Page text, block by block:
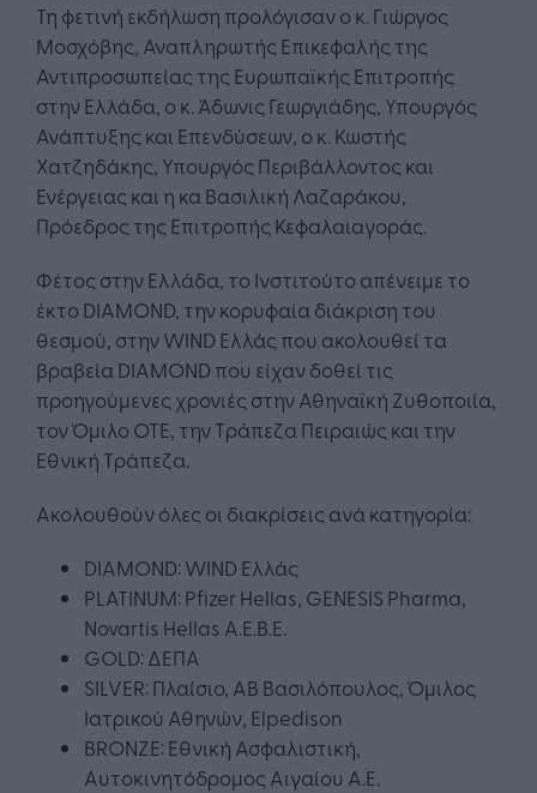
Τη φετινή εκδήλωση προλόγισαν ο κ. Γιώργος
Μοσχόβης, Αναπληρωτής Επικεφαλής της
Αντιπροσωπείας της Ευρωπαϊκής Επιτροπής
στην Ελλάδα, ο κ. Άδωνις Γεωργιάδης, Υπουργός
Ανάπτυξης και Επενδύσεων, ο κ. Κωστής
Χατζηδάκης, Υπουργός Περιβάλλοντος και
Ενέργειας και η κα Βασιλική Λαζαράκου,
Πρόεδρος της Επιτροπής Κεφαλαιαγοράς.
Φέτος στην Ελλάδα, το Ινστιτούτο απένειμε το
έκτο DIAMOND, την κορυφαία διάκριση του
θεσμού, στην WIND Ελλάς που ακολουθεί τα
βραβεία DIAMOND που είχαν δοθεί τις
προηγούμενες χρονιές στην Αθηναϊκή Ζυθοποιία,
τον Όμιλο ΟΤΕ, την Τράπεζα Πειραιώς και την
Εθνική Τράπεζα.
Ακολουθούν όλες οι διακρίσεις ανά κατηγορία:
DΙΑΜΟND: WIND Ελλάς
PLATINUM: Pfizer Hellas, GENESIS Pharma,
Novartis Hellas Α.Ε.Β.Ε.
GOLD: ΔΕΠΑ
SILVER: Πλαίσιο, ΑΒ Βασιλόπουλος, Όμιλος
Ιατρικού Αθηνών, Εlpedison
BRONZE: Εθνική Ασφαλιστική,
Αυτοκινητόδρομος Αιγαίου Α.Ε.